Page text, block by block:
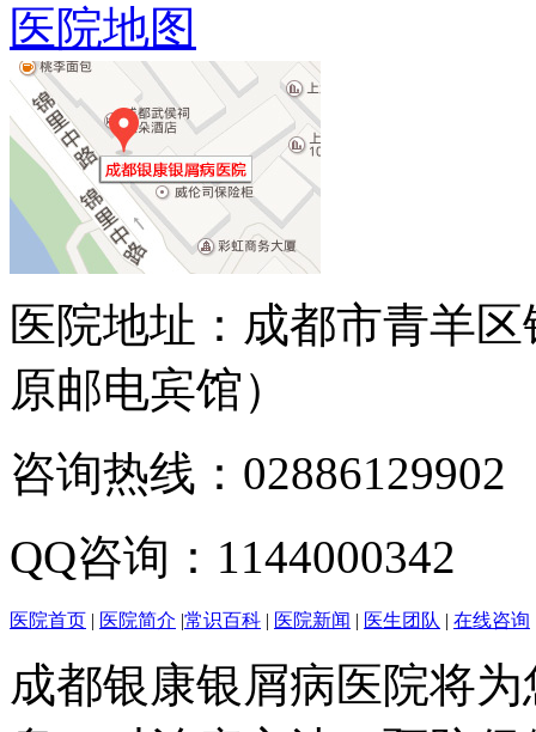
医院地图
医院地址：成都市青羊
原邮电宾馆）
咨询热线：02886129902
QQ咨询：1144000342
医院首页 | 医院简介 |常识百科 | 医院新闻 | 医生团队 | 在线咨询
成都银康银屑病医院将